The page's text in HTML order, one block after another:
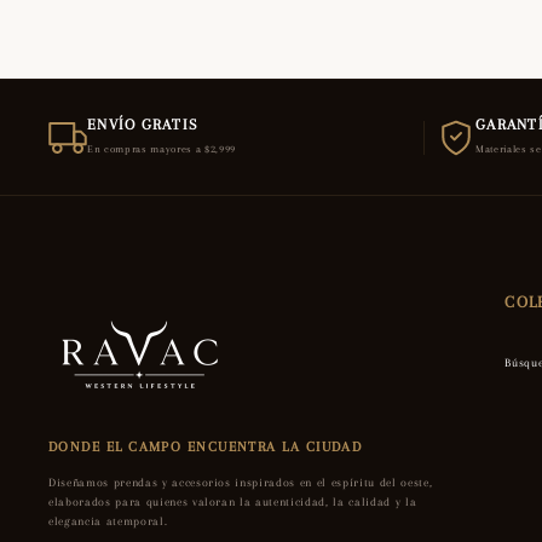
ENVÍO GRATIS
En compras mayores a $2,999 Materiales
DONDE EL CAMPO ENCUENTRA LA CIUDAD
Diseñamos prendas y accesorios inspirados en el espíritu del oeste,
elaborados para quienes valoran la autenticidad, la calidad y la
elegancia atemporal.